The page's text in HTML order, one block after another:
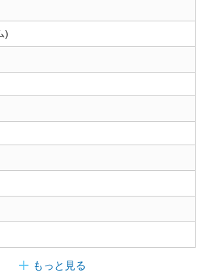
)
もっと見る